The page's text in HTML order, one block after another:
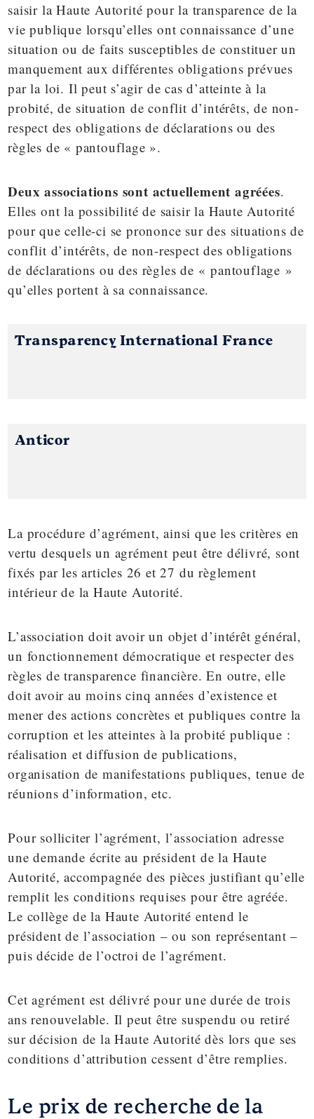
saisir la Haute Autorité pour la transparence de la
vie publique lorsqu’elles ont connaissance d’une
situation ou de faits susceptibles de constituer un
manquement aux différentes obligations prévues
par la loi. Il peut s’agir de cas d’atteinte à la
probité, de situation de conflit d’intérêts, de non-
respect des obligations de déclarations ou des
règles de « pantouflage ».
Deux associations sont actuellement agréées.
Elles ont la possibilité de saisir la Haute Autorité
pour que celle-ci se prononce sur des situations de
conflit d’intérêts, de non-respect des obligations
de déclarations ou des règles de « pantouflage »
qu’elles portent à sa connaissance.
Transparency International France
Anticor
La procédure d’agrément, ainsi que les critères en
vertu desquels un agrément peut être délivré, sont
fixés par les articles 26 et 27 durèglement
intérieurde la Haute Autorité.
L’association doit avoir un objet d’intérêt général,
un fonctionnement démocratique et respecter des
règles de transparence financière. En outre, elle
doit avoir au moins cinq années d’existence et
mener des actions concrètes et publiques contre la
corruption et les atteintes à la probité publique :
réalisation et diffusion de publications,
organisation de manifestations publiques, tenue de
réunions d’information, etc.
Pour solliciter l’agrément, l’association adresse
une demande écrite au président de la Haute
Autorité, accompagnée des pièces justifiant qu’elle
remplit les conditions requises pour être agréée.
Le collège de la Haute Autorité entend le
président de l’association – ou son représentant –
puis décide de l’octroi de l’agrément.
Cet agrément est délivré pour une durée de trois
ans renouvelable. Il peut être suspendu ou retiré
sur décision de la Haute Autorité dès lors que ses
conditions d’attribution cessent d’être remplies.
Le prix de recherche de la